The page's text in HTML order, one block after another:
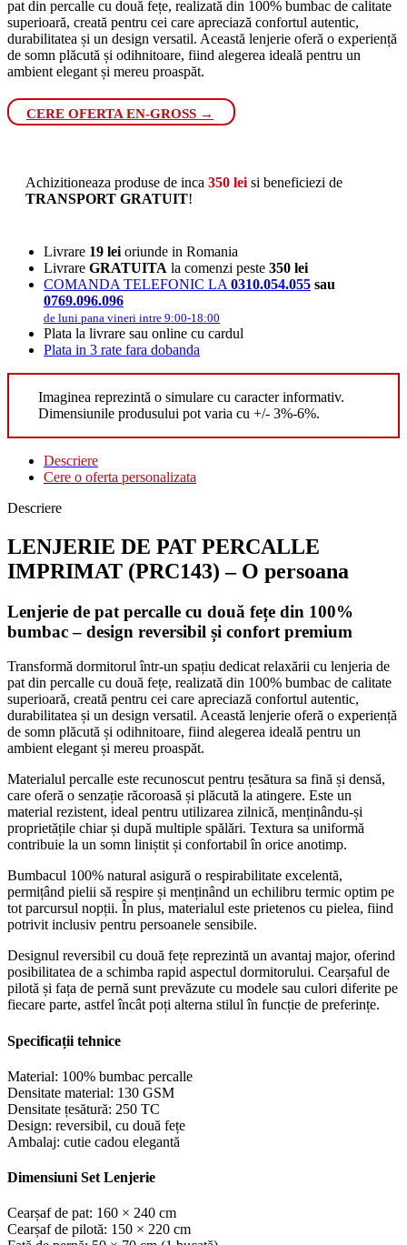
pat din percalle cu două fețe, realizată din 100% bumbac de calitate
superioară, creată pentru cei care apreciază confortul autentic,
durabilitatea și un design versatil. Această lenjerie oferă o experiență
de somn plăcută și odihnitoare, fiind alegerea ideală pentru un
ambient elegant și mereu proaspăt.
CERE OFERTA EN-GROSS →
Achizitioneaza produse de inca 350 lei si beneficiezi de
TRANSPORT GRATUIT!
Livrare 19 lei oriunde in Romania
Livrare GRATUITA la comenzi peste 350 lei
COMANDA TELEFONIC LA 0310.054.055 sau
0769.096.096
de luni pana vineri intre 9:00-18:00
Plata la livrare sau online cu cardul
Plata in 3 rate fara dobanda
Imaginea reprezintă o simulare cu caracter informativ.
Dimensiunile produsului pot varia cu +/- 3%-6%.
Descriere
Cere o oferta personalizata
Descriere
LENJERIE DE PAT PERCALLE
IMPRIMAT (PRC143) – O persoana
Lenjerie de pat percalle cu două fețe din 100%
bumbac – design reversibil și confort premium
Transformă dormitorul într-un spațiu dedicat relaxării cu lenjeria de
pat din percalle cu două fețe, realizată din 100% bumbac de calitate
superioară, creată pentru cei care apreciază confortul autentic,
durabilitatea și un design versatil. Această lenjerie oferă o experiență
de somn plăcută și odihnitoare, fiind alegerea ideală pentru un
ambient elegant și mereu proaspăt.
Materialul percalle este recunoscut pentru țesătura sa fină și densă,
care oferă o senzație răcoroasă și plăcută la atingere. Este un
material rezistent, ideal pentru utilizarea zilnică, menținându-și
proprietățile chiar și după multiple spălări. Textura sa uniformă
contribuie la un somn liniștit și confortabil în orice anotimp.
Bumbacul 100% natural asigură o respirabilitate excelentă,
permițând pielii să respire și menținând un echilibru termic optim pe
tot parcursul nopții. În plus, materialul este prietenos cu pielea, fiind
potrivit inclusiv pentru persoanele sensibile.
Designul reversibil cu două fețe reprezintă un avantaj major, oferind
posibilitatea de a schimba rapid aspectul dormitorului. Cearșaful de
pilotă și fața de pernă sunt prevăzute cu modele sau culori diferite pe
fiecare parte, astfel încât poți alterna stilul în funcție de preferințe.
Specificații tehnice
Material: 100% bumbac percalle
Densitate material: 130 GSM
Densitate țesătură: 250 TC
Design: reversibil, cu două fețe
Ambalaj: cutie cadou elegantă
Dimensiuni Set Lenjerie
Cearșaf de pat: 160 × 240 cm
Cearșaf de pilotă: 150 × 220 cm